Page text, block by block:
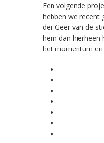
Een volgende
hebben we recent
der Geer van de
hem dan hierheen
het momentum en